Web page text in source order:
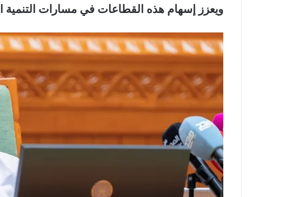
ويعزز إسهام هذه القطاعات في مسارات التنمية